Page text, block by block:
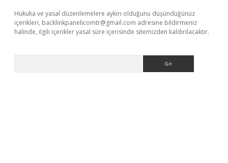
Hukuka ve yasal düzenlemelere aykırı olduğunu düşündüğünüz
içerikleri, backlinkpanelicomtr@gmail.com adresine bildirmeniz
halinde, ilgili içerikler yasal süre içerisinde sitemizden kaldırılacaktır.